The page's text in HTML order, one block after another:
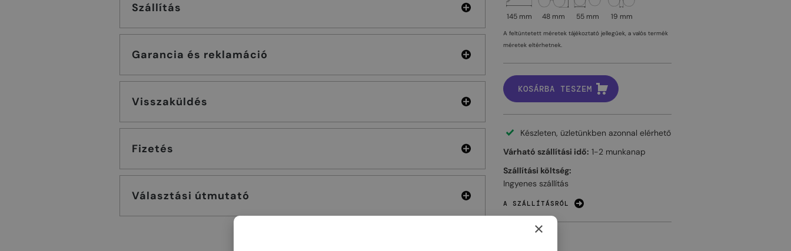
Szállítás
Garancia és reklamáció
Visszaküldés
Fizetés
Választási útmutató
145 mm 48 mm 55 mm 19 mm
A feltüntetett méretek tájékoztató jellegűek, a valós termék
méretek eltérhetnek.
KOSÁRBA TESZEM
Készleten, üzletünkben azonnal elérhető
Várható szállítási idő: 1-2 munkanap
Szállítási költség:
Ingyenes szállítás
A SZÁLLÍTÁSRÓL
×